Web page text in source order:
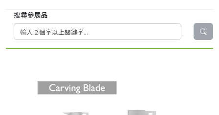
搜尋參展品